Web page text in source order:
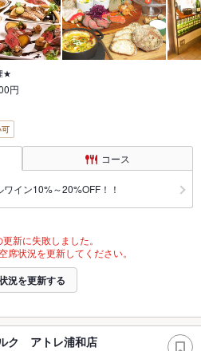
★
円
可
コース
イン10%～20%OFF！！
新に失敗しました。
席状況を更新してください。
況を更新する
ク アトレ浦和店